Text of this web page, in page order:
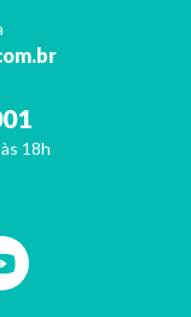
18h